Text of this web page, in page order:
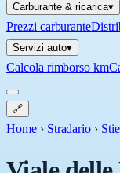
Carburante & ricarica▾
Prezzi carburante
Servizi auto▾
Calcola rimborso km
🔗
Home › Stradario ›